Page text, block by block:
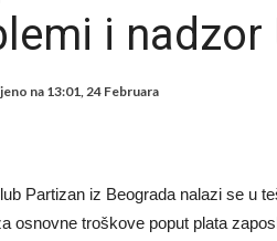
Ulazim na stadion da raznesem
Manchester City pronašao
i nadzor
na 13:01, 24 Februara
Partizan iz Beograda nalazi se u
osnovne troškove poput plata